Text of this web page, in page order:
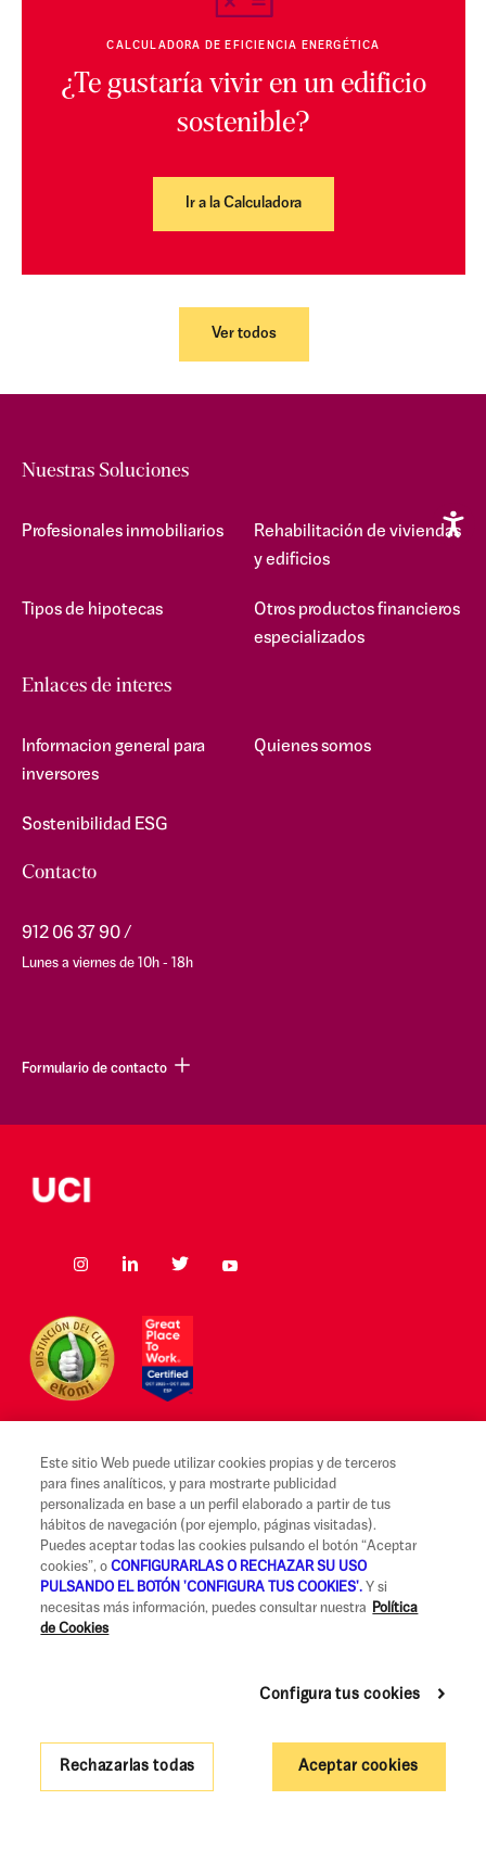
CALCULADORA DE EFICIENCIA ENERGÉTICA
¿Te gustaría vivir en un edificio
sostenible?
Ir a la Calculadora
Ver todos
Nuestras Soluciones
Profesionales inmobiliarios
Rehabilitación de viviendas
y edificios
Tipos de hipotecas
Otros productos financieros
especializados
Enlaces de interes
Informacion general para
inversores
Quienes somos
Sostenibilidad ESG
Contacto
912 06 37 90
Lunes a viernes de 10h - 18h
Formulario de contacto
Aviso legal y Condiciones de uso
Reclamaciones
Código de Buenas Prácticas
Gobierno Corporativo y Política de Remuneraciones
Este sitio Web puede utilizar cookies propias y de terceros
para fines analíticos, y para mostrarte publicidad
personalizada en base a un perfil elaborado a partir de tus
hábitos de navegación (por ejemplo, páginas visitadas).
Puedes aceptar todas las cookies pulsando el botón “Aceptar
cookies”, oCONFIGURARLAS O RECHAZAR SU USO
PULSANDO EL BOTÓN 'CONFIGURA TUS COOKIES'. Y si
necesitas más información, puedes consultar nuestra
Política
de Cookies
Aceptar cookies
Rechazarlas todas
Configura tus cookies